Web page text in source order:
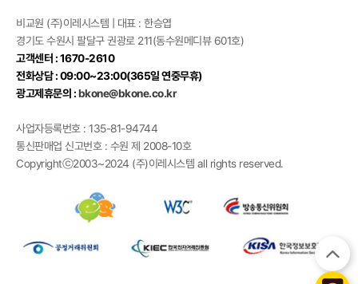
비교원 (주)이레시스템 | 대표 : 한승엽
경기도 수원시 팔달구 권광로 211(동수원메디뷰 601호)
고객센터 : 1670-2610
전화상담 : 09:00~23:00(365일 연중무휴)
광고제휴문의 :bkone@bkone.co.kr
사업자등록번호 : 135-81-94744
통신판매업 신고번호 : 수원 제 2008-10호
Copyrightⓒ2003~2024 (주)이레시스템 all rights reserved.